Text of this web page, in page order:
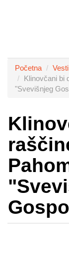
Početna Vesti
Klinovčani bi
"Svevišnjeg